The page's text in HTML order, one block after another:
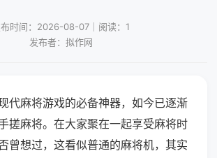
时间：2026-08-07｜阅读：1
发布者：拟作网
代麻将游戏的必备神器，如今已逐渐
搓麻将。在大家聚在一起享受麻将时
曾想过，这看似普通的麻将机，其实